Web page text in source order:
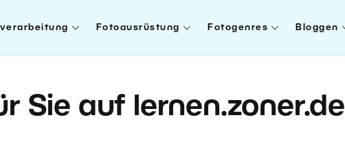
Fotoausrüstung Fotogenres Bloggen
Sie auf lernen.zoner.de